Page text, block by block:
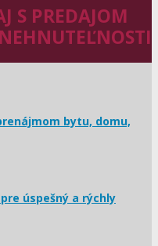
S PREDAJOM
bytu, domu,
úspešný a rýchly